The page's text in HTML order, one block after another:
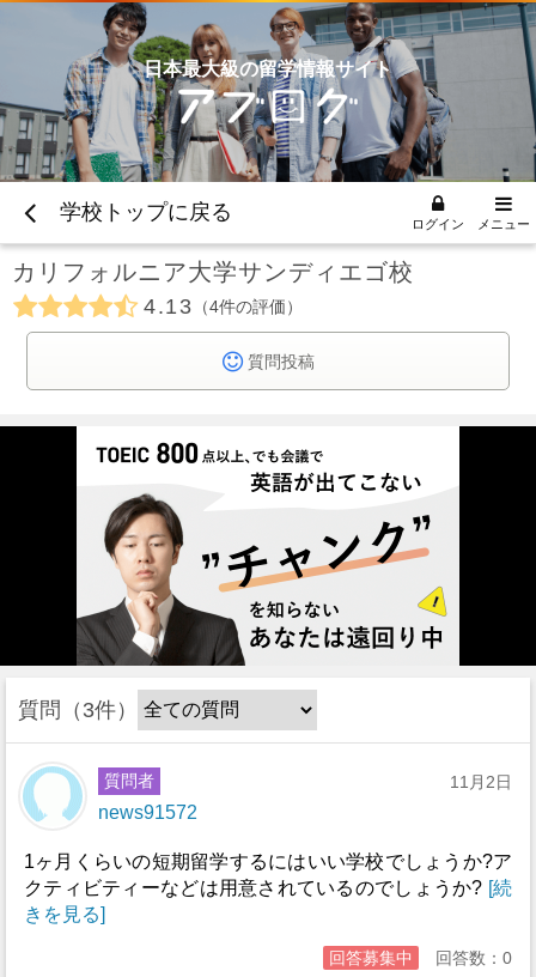
日本最大級の留学情報サイト
学校トップに戻る ログイン メニュー
カリフォルニア大学サンディエゴ校
4.13 4件の評価
質問投稿
質問 3件
質問者
news91572
11月2日
1ヶ月くらいの短期留学するにはいい学校でしょうか?ア
クティビティーなどは用意されているのでしょうか? [続
きを見る]
回答募集中 回答数：0